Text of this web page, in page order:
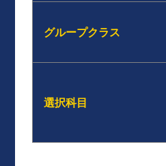
グループクラス
選択科目